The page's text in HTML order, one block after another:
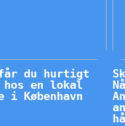
får du hurtigt
en lokal
i København